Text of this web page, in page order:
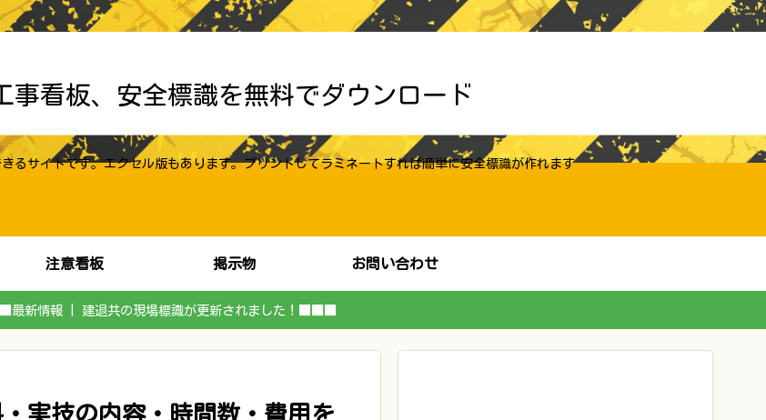
事看板、安全標識を無料でダウンロード
るサイトです。エクセル版もあります。プリントしてラミネートすれば簡単に安全標識が作れます
注意看板 掲示物 お問い合わせ
最新情報 | 建退共の現場標識が更新されました！■■■
実技の内容・時間数・費用を